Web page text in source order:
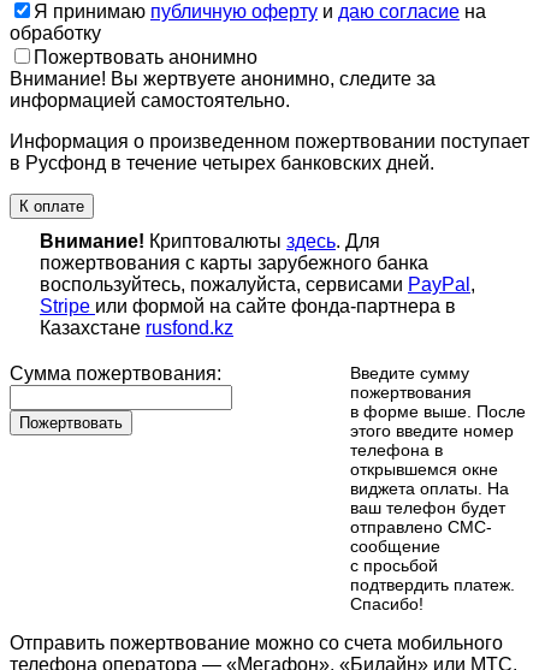
Я принимаю публичную оферту и даю согласие на
обработку
Пожертвовать анонимно
Внимание! Вы жертвуете анонимно, следите за
информацией самостоятельно.
Информация о произведенном пожертвовании поступает
в Русфонд в течение четырех банковских дней.
К оплате
Внимание! Криптовалюты здесь. Для
пожертвования с карты зарубежного банка
воспользуйтесь, пожалуйста, сервисами PayPal ,
Stripe или формой на сайте фонда-партнера в
Казахстане rusfond.kz
Сумма пожертвования:
Пожертвовать
Введите сумму
пожертвования
в форме выше. После
этого введите номер
телефона в
открывшемся окне
виджета оплаты. На
ваш телефон будет
отправлено СМС-
сообщение
с просьбой
подтвердить платеж.
Cпасибо!
Отправить пожертвование можно со счета мобильного
телефона оператора — «Мегафон», «Билайн» или МТС.